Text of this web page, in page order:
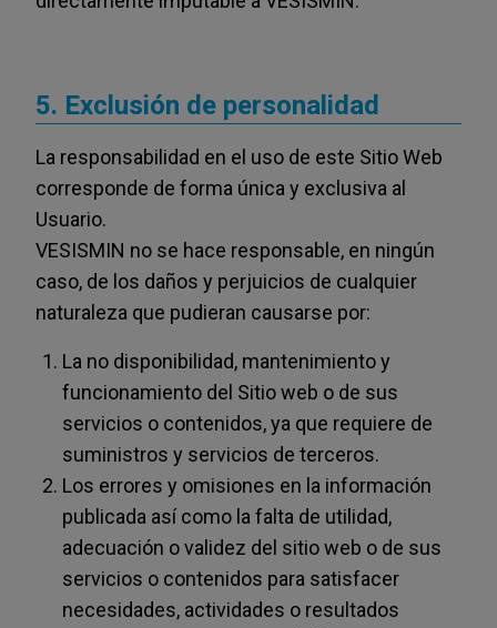
5. Exclusión de personalidad
La responsabilidad en el uso de este Sitio Web
corresponde de forma única y exclusiva al
Usuario.
VESISMIN no se hace responsable, en ningún
caso, de los daños y perjuicios de cualquier
naturaleza que pudieran causarse por:
La no disponibilidad, mantenimiento y
funcionamiento del Sitio web o de sus
servicios o contenidos, ya que requiere de
suministros y servicios de terceros.
Los errores y omisiones en la información
publicada así como la falta de utilidad,
adecuación o validez del sitio web o de sus
servicios o contenidos para satisfacer
necesidades, actividades o resultados